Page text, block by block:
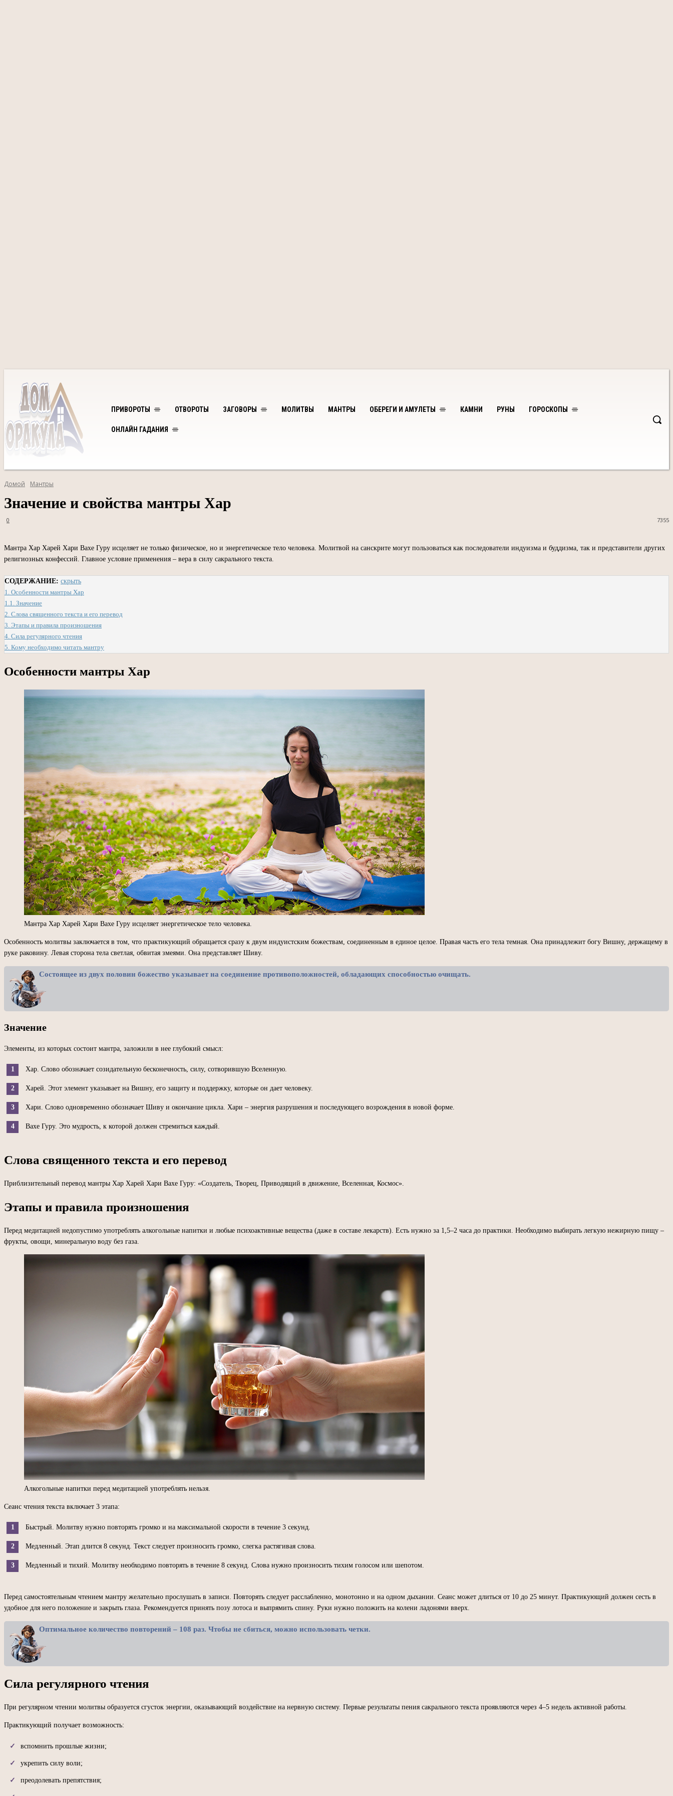
ПРИВОРОТЫ ОТВОРОТЫ ЗАГОВОРЫ МОЛИТВЫ МАНТРЫ ОБЕРЕГИ И АМУЛЕТЫ КАМНИ РУНЫ ГОРОСКОПЫ
ОНЛАЙН ГАДАНИЯ
Домой Мантры
Значение и свойства мантры Хар
7355
0
Мантра Хар Харей Хари Вахе Гуру исцеляет не только физическое, но и энергетическое тело человека. Молитвой на санскрите могут пользоваться как последователи индуизма и буддизма, так и представители других
религиозных конфессий. Главное условие применения – вера в силу сакрального текста.
СОДЕРЖАНИЕ: скрыть
1. Особенности мантры Хар
1.1. Значение
2. Слова священного текста и его перевод
3. Этапы и правила произношения
4. Сила регулярного чтения
5. Кому необходимо читать мантру
Особенности мантры Хар
Мантра Хар Харей Хари Вахе Гуру исцеляет энергетическое тело человека.
Особенность молитвы заключается в том, что практикующий обращается сразу к двум индуистским божествам, соединенным в единое целое. Правая часть его тела темная. Она принадлежит богу Вишну, держащему в
руке раковину. Левая сторона тела светлая, обвитая змеями. Она представляет Шиву.
Состоящее из двух половин божество указывает на соединение противоположностей, обладающих способностью очищать.
Значение
Элементы, из которых состоит мантра, заложили в нее глубокий смысл:
Хар. Слово обозначает созидательную бесконечность, силу, сотворившую Вселенную.
Харей. Этот элемент указывает на Вишну, его защиту и поддержку, которые он дает человеку.
Хари. Слово одновременно обозначает Шиву и окончание цикла. Хари – энергия разрушения и последующего возрождения в новой форме.
Вахе Гуру. Это мудрость, к которой должен стремиться каждый.
Слова священного текста и его перевод
Приблизительный перевод мантры Хар Харей Хари Вахе Гуру: «Создатель, Творец, Приводящий в движение, Вселенная, Космос».
Этапы и правила произношения
Перед медитацией недопустимо употреблять алкогольные напитки и любые психоактивные вещества (даже в составе лекарств). Есть нужно за 1,5–2 часа до практики. Необходимо выбирать легкую нежирную пищу –
фрукты, овощи, минеральную воду без газа.
Алкогольные напитки перед медитацией употреблять нельзя.
Сеанс чтения текста включает 3 этапа:
Быстрый. Молитву нужно повторять громко и на максимальной скорости в течение 3 секунд.
Медленный. Этап длится 8 секунд. Текст следует произносить громко, слегка растягивая слова.
Медленный и тихий. Молитву необходимо повторять в течение 8 секунд. Слова нужно произносить тихим голосом или шепотом.
Перед самостоятельным чтением мантру желательно прослушать в записи. Повторять следует расслабленно, монотонно и на одном дыхании. Сеанс может длиться от 10 до 25 минут. Практикующий должен сесть в
удобное для него положение и закрыть глаза. Рекомендуется принять позу лотоса и выпрямить спину. Руки нужно положить на колени ладонями вверх.
Оптимальное количество повторений – 108 раз. Чтобы не сбиться, можно использовать четки.
Сила регулярного чтения
При регулярном чтении молитвы образуется сгусток энергии, оказывающий воздействие на нервную систему. Первые результаты пения сакрального текста проявляются через 4–5 недель активной работы.
Практикующий получает возможность:
вспомнить прошлые жизни;
укрепить силу воли;
преодолевать препятствия;